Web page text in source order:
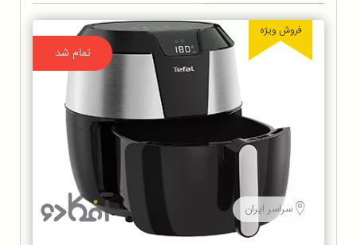
تمام شد
فروش ویژه
سراسر ایران